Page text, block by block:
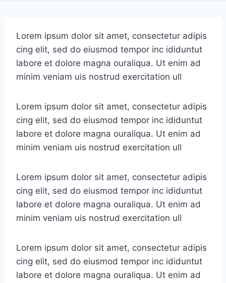
Lorem ipsum dolor sit amet, consectetur adipis
cing elit, sed do eiusmod tempor inc ididuntut
labore et dolore magna ouraliqua. Ut enim ad
minim veniam uis nostrud exercitation ull
Lorem ipsum dolor sit amet, consectetur adipis
cing elit, sed do eiusmod tempor inc ididuntut
labore et dolore magna ouraliqua. Ut enim ad
minim veniam uis nostrud exercitation ull
Lorem ipsum dolor sit amet, consectetur adipis
cing elit, sed do eiusmod tempor inc ididuntut
labore et dolore magna ouraliqua. Ut enim ad
minim veniam uis nostrud exercitation ull
Lorem ipsum dolor sit amet, consectetur adipis
cing elit, sed do eiusmod tempor inc ididuntut
labore et dolore magna ouraliqua. Ut enim ad